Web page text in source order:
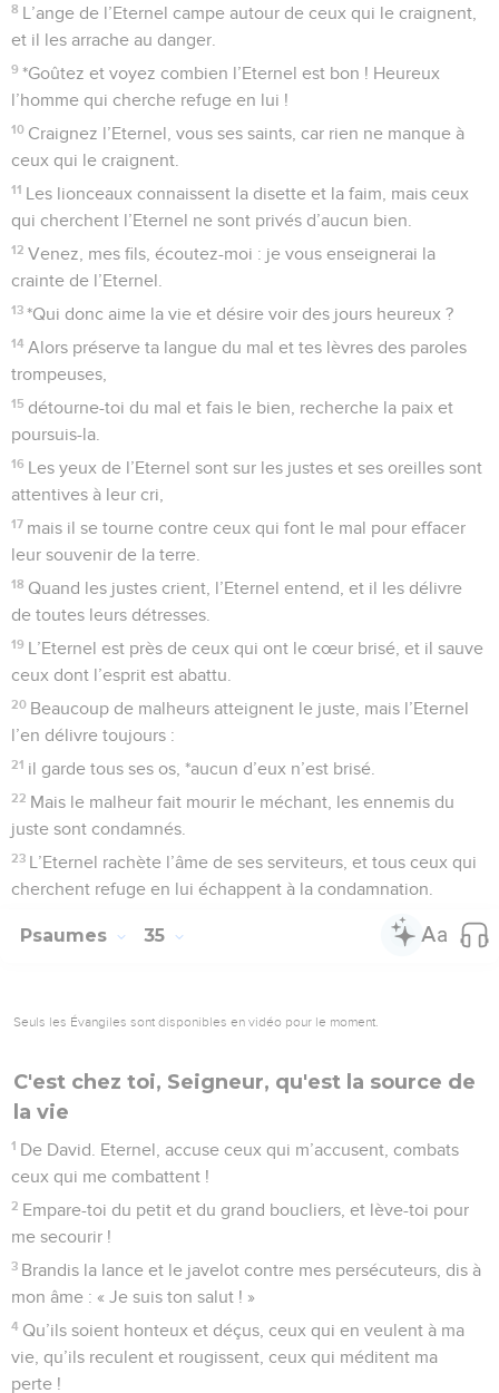
8 L’ange de l’Eternel campe autour de ceux qui le craignent,
et il les arrache au danger.
9 *Goûtez et voyez combien l’Eternel est bon ! Heureux
l’homme qui cherche refuge en lui !
10 Craignez l’Eternel, vous ses saints, car rien ne manque à
ceux qui le craignent.
11 Les lionceaux connaissent la disette et la faim, mais ceux
qui cherchent l’Eternel ne sont privés d’aucun bien.
12 Venez, mes fils, écoutez-moi : je vous enseignerai la
crainte de l’Eternel.
13 *Qui donc aime la vie et désire voir des jours heureux ?
14 Alors préserve ta langue du mal et tes lèvres des paroles
trompeuses,
15 détourne-toi du mal et fais le bien, recherche la paix et
poursuis-la.
16 Les yeux de l’Eternel sont sur les justes et ses oreilles sont
attentives à leur cri,
17 mais il se tourne contre ceux qui font le mal pour effacer
leur souvenir de la terre.
18 Quand les justes crient, l’Eternel entend, et il les délivre
de toutes leurs détresses.
19 L’Eternel est près de ceux qui ont le cœur brisé, et il sauve
ceux dont l’esprit est abattu.
20 Beaucoup de malheurs atteignent le juste, mais l’Eternel
l’en délivre toujours :
21 il garde tous ses os, *aucun d’eux n’est brisé.
22 Mais le malheur fait mourir le méchant, les ennemis du
juste sont condamnés.
23 L’Eternel rachète l’âme de ses serviteurs, et tous ceux qui
cherchent refuge en lui échappent à la condamnation.
Psaumes 35
Seuls les Évangiles sont disponibles en vidéo pour le moment.
C'est chez toi, Seigneur, qu'est la source de
la vie
1 De David. Eternel, accuse ceux qui m’accusent, combats
ceux qui me combattent !
2 Empare-toi du petit et du grand boucliers, et lève-toi pour
me secourir !
3 Brandis la lance et le javelot contre mes persécuteurs, dis à
mon âme : « Je suis ton salut ! »
4 Qu’ils soient honteux et déçus, ceux qui en veulent à ma
vie, qu’ils reculent et rougissent, ceux qui méditent ma
perte !